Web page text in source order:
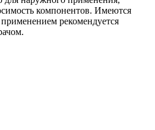
компонентов. Имеются
рекомендуется